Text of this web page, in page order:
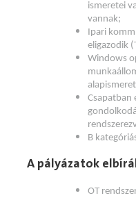
ismeretei
vannak;
Ipari
eligazodik
Windows
Csapatban
B
A pályázatok
OT